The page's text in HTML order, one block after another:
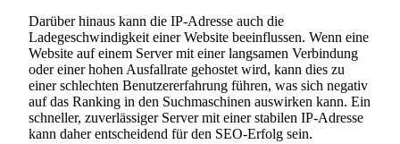
Darüber hinaus kann die IP-Adresse auch die
Ladegeschwindigkeit einer Website beeinflussen. Wenn eine
Website auf einem Server mit einer langsamen Verbindung
oder einer hohen Ausfallrate gehostet wird, kann dies zu
einer schlechten Benutzererfahrung führen, was sich negativ
auf das Ranking in den Suchmaschinen auswirken kann. Ein
schneller, zuverlässiger Server mit einer stabilen IP-Adresse
kann daher entscheidend für den SEO-Erfolg sein.